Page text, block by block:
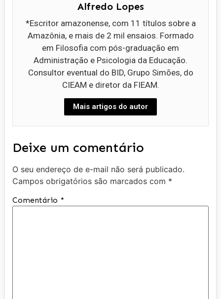
Alfredo Lopes
*Escritor amazonense, com 11 títulos sobre a
Amazônia, e mais de 2 mil ensaios. Formado
em Filosofia com pós-graduação em
Administração e Psicologia da Educação.
Consultor eventual do BID, Grupo Simões, do
CIEAM e diretor da FIEAM.
Mais artigos do autor
Deixe um comentário
O seu endereço de e-mail não será publicado.
Campos obrigatórios são marcados com *
Comentário *